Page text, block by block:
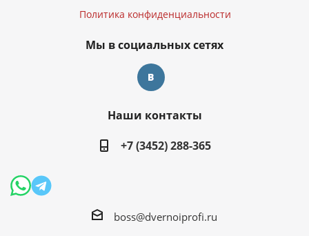
Политика конфиденциальности
Мы в социальных сетях
Наши контакты
+7 (3452) 288-365
boss@dvernoiprofi.ru